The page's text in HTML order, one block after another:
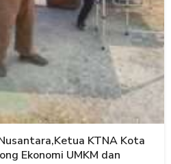
KTNA Kota
Ekonomi UMKM dan